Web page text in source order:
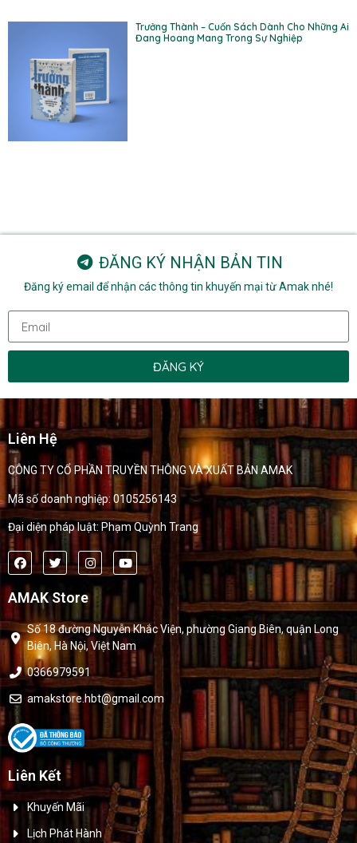
Trưởng Thành – Cuốn Sách Dành Cho Những Ai
Đang Hoang Mang Trong Sự Nghiệp
ĐĂNG KÝ NHẬN BẢN TIN
Đăng ký email để nhận các thông tin khuyến mại từ Amak nhé!
ĐĂNG KÝ
Liên Hệ
CÔNG TY CỔ PHẦN TRUYỀN THÔNG VÀ XUẤT BẢN AMAK
Mã số doanh nghiệp: 0105256143
Đại diện pháp luật: Phạm Quỳnh Trang
AMAK Store
Số 18 đường Nguyễn Khắc Viện, phường Giang Biên, quận Long
Biên, Hà Nội, Việt Nam
0366979591
amakstore.hbt@gmail.com
Liên Kết
Khuyến Mãi
Lịch Phát Hành